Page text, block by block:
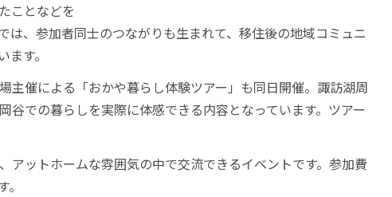
ことなどを
は、参加者同士のつながりも生まれて、移住後の地域コミュニ
す。
主催による「おかや暮らし体験ツアー」も同日開催。諏訪湖周
谷での暮らしを実際に体感できる内容となっています。ツアー
アットホームな雰囲気の中で交流できるイベントです。参加費